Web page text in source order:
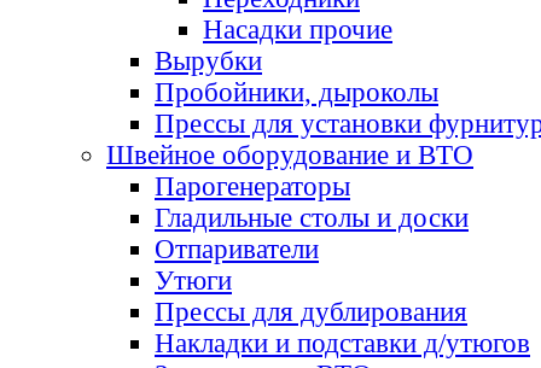
Насадки прочие
Вырубки
Пробойники, дыроколы
Прессы для установки
Швейное оборудование и ВТО
Парогенераторы
Гладильные столы и доски
Отпариватели
Утюги
Прессы для дублирования
Накладки и подставки д/утюгов